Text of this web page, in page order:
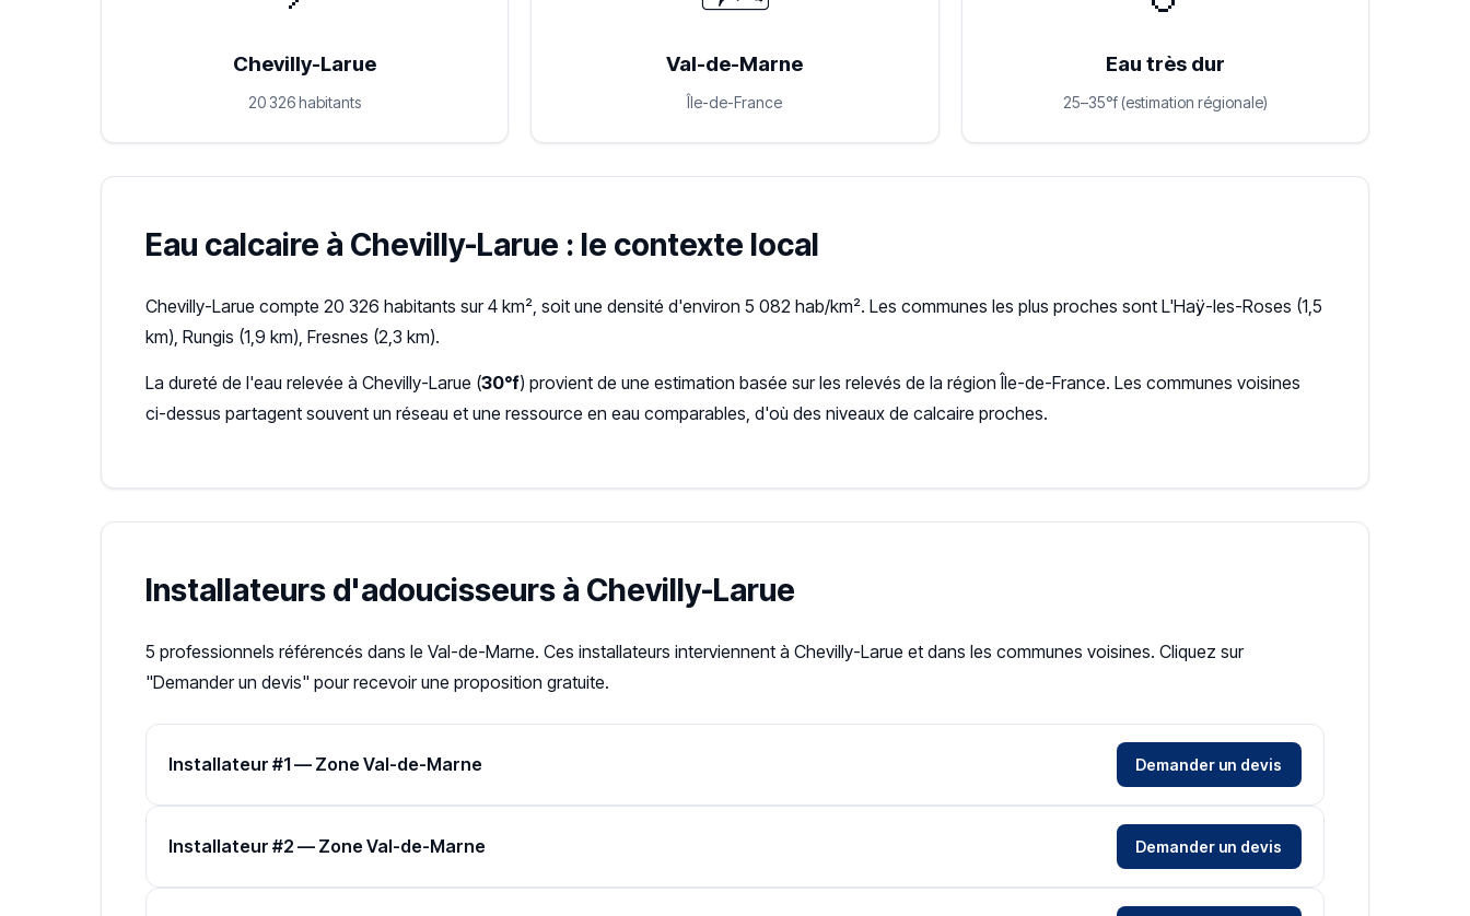
Chevilly-Larue
20 326 habitants
Val-de-Marne
Île-de-France
Eau très dur
25–35°f (estimation régionale)
Eau calcaire à Chevilly-Larue : le contexte local
Chevilly-Larue compte 20 326 habitants sur 4 km², soit une densité d'environ 5 082 hab/km². Les communes les plus proches sont L'Haÿ-les-Roses (1,5
km), Rungis (1,9 km), Fresnes (2,3 km).
La dureté de l'eau relevée à Chevilly-Larue (30°f) provient de une estimation basée sur les relevés de la région Île-de-France. Les communes voisines
ci-dessus partagent souvent un réseau et une ressource en eau comparables, d'où des niveaux de calcaire proches.
Installateurs d'adoucisseurs à Chevilly-Larue
5 professionnels référencés dans le Val-de-Marne. Ces installateurs interviennent à Chevilly-Larue et dans les communes voisines. Cliquez sur
"Demander un devis" pour recevoir une proposition gratuite.
Installateur #1 — Zone Val-de-Marne Demander un devis
Installateur #2 — Zone Val-de-Marne Demander un devis